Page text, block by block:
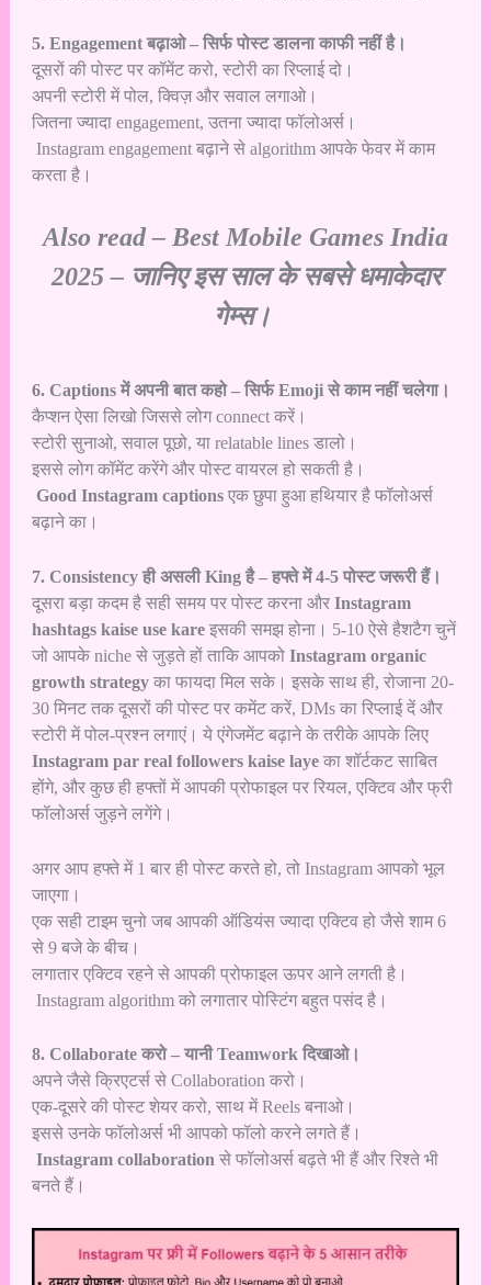
5. Engagement बढ़ाओ – सिर्फ पोस्ट डालना काफी नहीं है।
दूसरों की पोस्ट पर कॉमेंट करो, स्टोरी का रिप्लाई दो।
अपनी स्टोरी में पोल, क्विज़ और सवाल लगाओ।
जितना ज्यादा engagement, उतना ज्यादा फॉलोअर्स।
Instagram engagement बढ़ाने से algorithm आपके फेवर में काम
करता है।
Also read – Best Mobile Games India
2025 – जानिए इस साल के सबसे धमाकेदार
गेम्स।
6. Captions में अपनी बात कहो – सिर्फ Emoji से काम नहीं चलेगा।
कैप्शन ऐसा लिखो जिससे लोग connect करें।
स्टोरी सुनाओ, सवाल पूछो, या relatable lines डालो।
इससे लोग कॉमेंट करेंगे और पोस्ट वायरल हो सकती है।
Good Instagram captionsएक छुपा हुआ हथियार है फॉलोअर्स
बढ़ाने का।
7. Consistency ही असली King है – हफ्ते में 4-5 पोस्ट जरूरी हैं।
दूसरा बड़ा कदम है सही समय पर पोस्ट करना और Instagram
hashtags kaise use kareइसकी समझ होना। 5-10 ऐसे हैशटैग चुनें
जो आपके niche से जुड़ते हों ताकि आपको Instagram organic
growth strategyका फायदा मिल सके। इसके साथ ही, रोजाना 20-
30 मिनट तक दूसरों की पोस्ट पर कमेंट करें, DMs का रिप्लाई दें और
स्टोरी में पोल-प्रश्न लगाएं। ये एंगेजमेंट बढ़ाने के तरीके आपके लिए
Instagram par real followers kaise layeका शॉर्टकट साबित
होंगे, और कुछ ही हफ्तों में आपकी प्रोफाइल पर रियल, एक्टिव और फ्री
फॉलोअर्स जुड़ने लगेंगे।
अगर आप हफ्ते में 1 बार ही पोस्ट करते हो, तो Instagram आपको भूल
जाएगा।
एक सही टाइम चुनो जब आपकी ऑडियंस ज्यादा एक्टिव हो जैसे शाम 6
से 9 बजे के बीच।
लगातार एक्टिव रहने से आपकी प्रोफाइल ऊपर आने लगती है।
Instagram algorithm को लगातार पोस्टिंग बहुत पसंद है।
8. Collaborate करो – यानी Teamwork दिखाओ।
अपने जैसे क्रिएटर्स से Collaboration करो।
एक-दूसरे की पोस्ट शेयर करो, साथ में Reels बनाओ।
इससे उनके फॉलोअर्स भी आपको फॉलो करने लगते हैं।
Instagram collaboration से फॉलोअर्स बढ़ते भी हैं और रिश्ते भी
बनते हैं।